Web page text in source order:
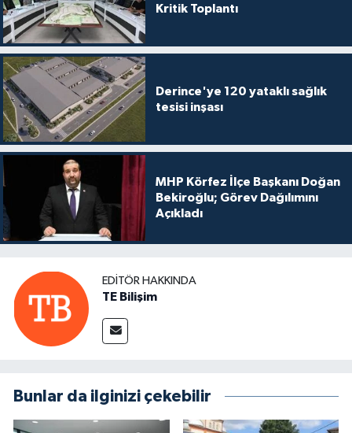
Kritik Toplantı
Derince'ye 120 yataklı sağlık
tesisi inşası
MHP Körfez İlçe Başkanı Doğan
Bekiroğlu; Görev Dağılımını
Açıkladı
EDITÖR HAKKINDA
TE Bilişim
Bunlar da ilginizi çekebilir